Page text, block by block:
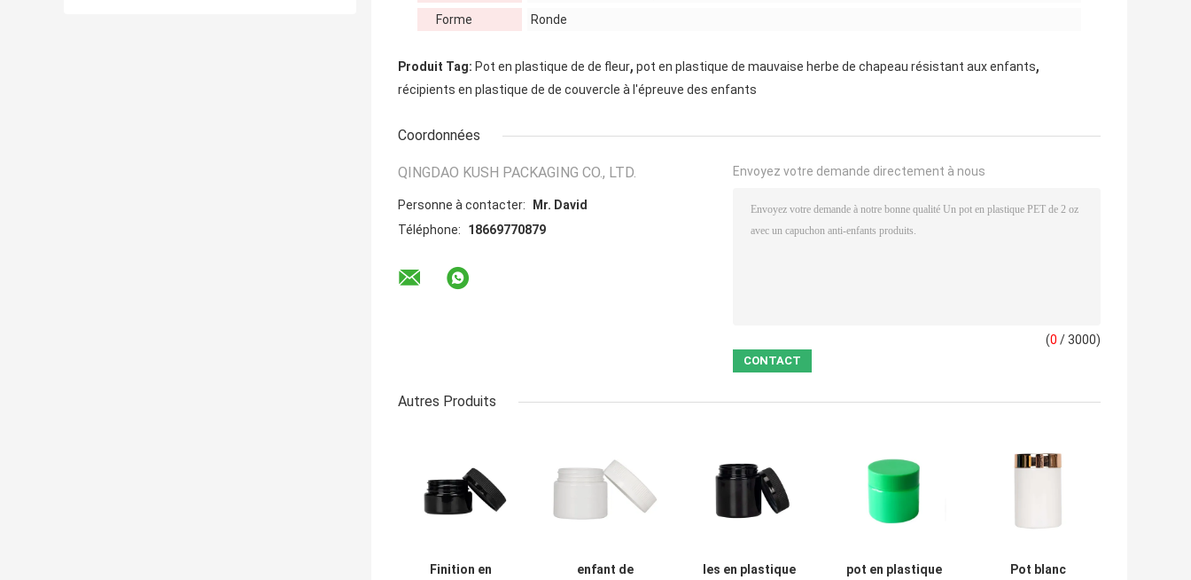
Forme
Ronde
Produit Tag: Pot en plastique de de fleur, pot en plastique de mauvaise herbe de chapeau résistant aux enfants,
récipients en plastique de de couvercle à l'épreuve des enfants
Coordonnées
QINGDAO KUSH PACKAGING CO., LTD.
Personne à contacter:
Mr. David
Téléphone:
18669770879
Envoyez votre demande directement à nous
(0 / 3000)
Autres Produits
Finition en
enfant de
les en plastique
pot en plastique
Pot blanc